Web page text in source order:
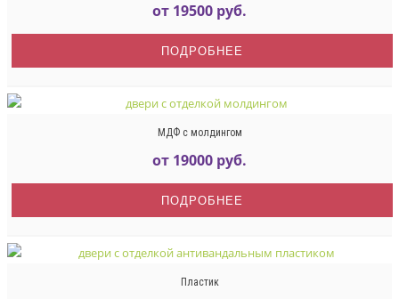
от 19500 руб.
ПОДРОБНЕЕ
МДФ с молдингом
от 19000 руб.
ПОДРОБНЕЕ
Пластик